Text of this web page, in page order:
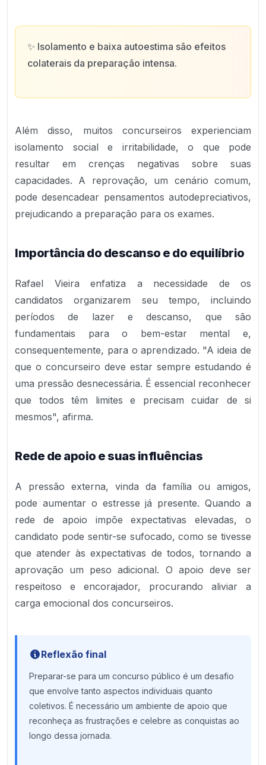
✨ Isolamento e baixa autoestima são efeitos
colaterais da preparação intensa.
Além disso, muitos concurseiros experienciam
isolamento social e irritabilidade, o que pode
resultar em crenças negativas sobre suas
capacidades. A reprovação, um cenário comum,
pode desencadear pensamentos autodepreciativos,
prejudicando a preparação para os exames.
Importância do descanso e do equilíbrio
Rafael Vieira enfatiza a necessidade de os
candidatos organizarem seu tempo, incluindo
períodos de lazer e descanso, que são
fundamentais para o bem-estar mental e,
consequentemente, para o aprendizado. "A ideia de
que o concurseiro deve estar sempre estudando é
uma pressão desnecessária. É essencial reconhecer
que todos têm limites e precisam cuidar de si
mesmos", afirma.
Rede de apoio e suas influências
A pressão externa, vinda da família ou amigos,
pode aumentar o estresse já presente. Quando a
rede de apoio impõe expectativas elevadas, o
candidato pode sentir-se sufocado, como se tivesse
que atender às expectativas de todos, tornando a
aprovação um peso adicional. O apoio deve ser
respeitoso e encorajador, procurando aliviar a
carga emocional dos concurseiros.
Reflexão final
Preparar-se para um concurso público é um desafio
que envolve tanto aspectos individuais quanto
coletivos. É necessário um ambiente de apoio que
reconheça as frustrações e celebre as conquistas ao
longo dessa jornada.